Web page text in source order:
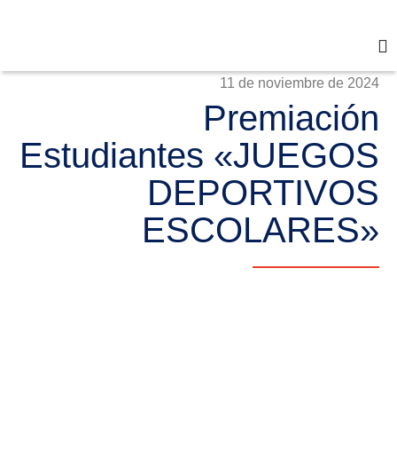
11 de noviembre de 2024
Premiación
Estudiantes «JUEGOS
DEPORTIVOS
ESCOLARES»